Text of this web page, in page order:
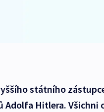
státního
Adolfa Hitlera. Všichni